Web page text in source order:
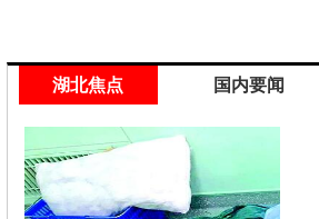
湖北焦点 国内要闻